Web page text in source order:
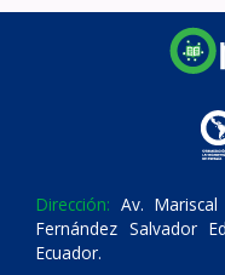
Dirección: Av.
Fernández Salvador
Ecuador.